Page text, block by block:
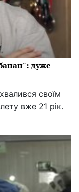
дуже
своїм
вже 21 рік.